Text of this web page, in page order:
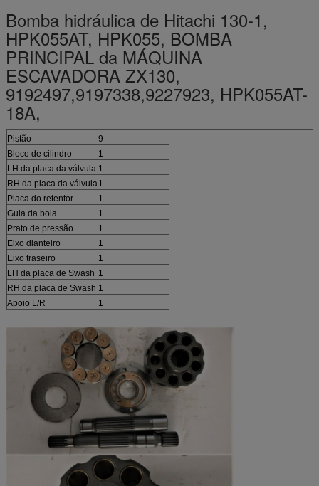
Bomba hidráulica de Hitachi 130-1,
HPK055AT, HPK055, BOMBA
PRINCIPAL da MÁQUINA
ESCAVADORA ZX130,
9192497,9197338,9227923, HPK055AT-
18A,
Pistão
9
Bloco de cilindro
1
LH da placa da válvula 1
RH da placa da válvula1
Placa do retentor
1
Guia da bola
1
Prato de pressão
1
Eixo dianteiro
1
Eixo traseiro
1
LH da placa de Swash 1
RH da placa de Swash 1
Apoio L/R
1